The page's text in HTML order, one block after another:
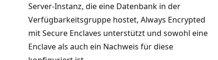
Server-Instanz, die eine Datenbank in der
Verfügbarkeitsgruppe hostet, Always Encrypted
mit Secure Enclaves unterstützt und sowohl eine
Enclave als auch ein Nachweis für diese